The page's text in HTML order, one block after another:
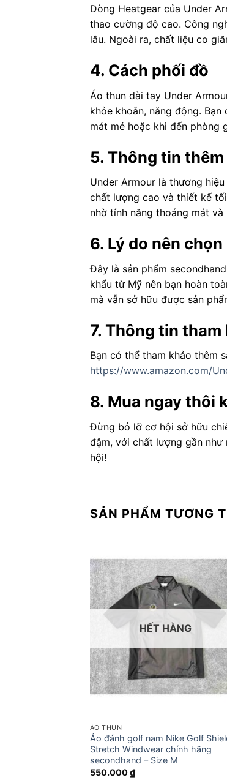
Dòng Heatgear của Under
thao cường độ cao. Công
lâu. Ngoài ra, chất liệu co
4. Cách phối đồ
Áo thun dài tay Under
khỏe khoắn, năng động.
mát mẻ hoặc khi đến phòng
5. Thông tin
Under Armour là thương
chất lượng cao và thiết kế
nhờ tính năng thoáng mát
6. Lý do nên
Đây là sản phẩm
khẩu từ Mỹ nên bạn hoàn
mà vẫn sở hữu được sản
7. Thông tin
Bạn có thể tham khảo thêm
https://www.amazon.com/
8. Mua ngay thôi
Đừng bỏ lỡ cơ hội sở hữu
đậm, với chất lượng gần
hội!
SẢN PHẨM TƯƠNG
HẾT HÀNG
ÁO THUN
Áo đánh golf nam Nike Golf
Stretch Windwear chính hãng
secondhand – Size M
550.000₫